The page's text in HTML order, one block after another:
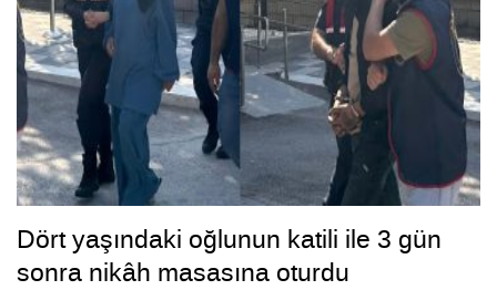
Dört yaşındaki oğlunun katili ile 3 gün
sonra nikâh masasına oturdu